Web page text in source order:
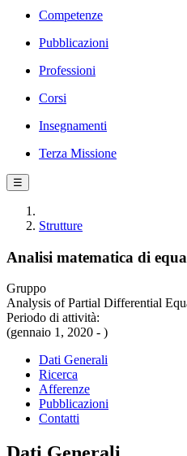
Competenze
Pubblicazioni
Professioni
Corsi
Insegnamenti
Terza Missione
☰
Strutture
Analisi matematica di
Gruppo
Analysis of Partial Differential
Periodo di attività:
(gennaio 1, 2020 - )
Dati Generali
Ricerca
Afferenze
Pubblicazioni
Contatti